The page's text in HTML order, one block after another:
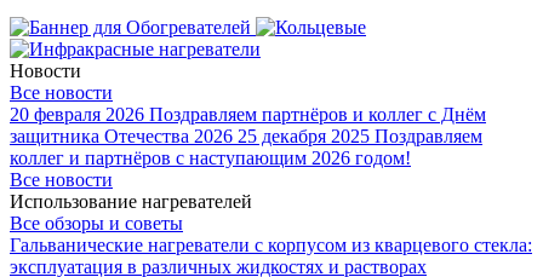
Новости
Все новости
20 февраля 2026 Поздравляем партнёров и коллег с Днём
защитника Отечества 2026 25 декабря 2025 Поздравляем
коллег и партнёров с наступающим 2026 годом!
Все новости
Использование нагревателей
Все обзоры и советы
Гальванические нагреватели с корпусом из кварцевого стекла:
эксплуатация в различных жидкостях и растворах